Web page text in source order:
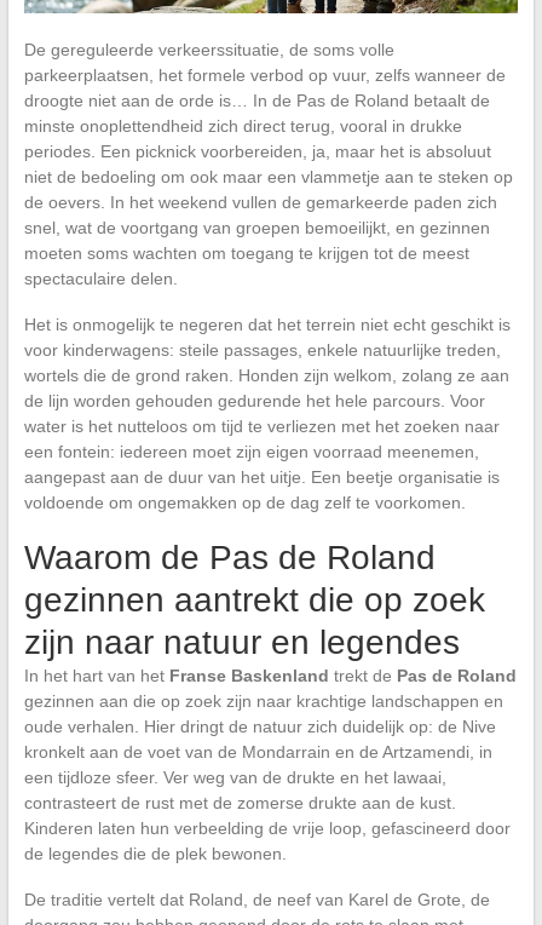
De gereguleerde verkeerssituatie, de soms volle
parkeerplaatsen, het formele verbod op vuur, zelfs wanneer de
droogte niet aan de orde is… In de Pas de Roland betaalt de
minste onoplettendheid zich direct terug, vooral in drukke
periodes. Een picknick voorbereiden, ja, maar het is absoluut
niet de bedoeling om ook maar een vlammetje aan te steken op
de oevers. In het weekend vullen de gemarkeerde paden zich
snel, wat de voortgang van groepen bemoeilijkt, en gezinnen
moeten soms wachten om toegang te krijgen tot de meest
spectaculaire delen.
Het is onmogelijk te negeren dat het terrein niet echt geschikt is
voor kinderwagens: steile passages, enkele natuurlijke treden,
wortels die de grond raken. Honden zijn welkom, zolang ze aan
de lijn worden gehouden gedurende het hele parcours. Voor
water is het nutteloos om tijd te verliezen met het zoeken naar
een fontein: iedereen moet zijn eigen voorraad meenemen,
aangepast aan de duur van het uitje. Een beetje organisatie is
voldoende om ongemakken op de dag zelf te voorkomen.
Waarom de Pas de Roland
gezinnen aantrekt die op zoek
zijn naar natuur en legendes
In het hart van het Franse Baskenland trekt de Pas de Roland
gezinnen aan die op zoek zijn naar krachtige landschappen en
oude verhalen. Hier dringt de natuur zich duidelijk op: de Nive
kronkelt aan de voet van de Mondarrain en de Artzamendi, in
een tijdloze sfeer. Ver weg van de drukte en het lawaai,
contrasteert de rust met de zomerse drukte aan de kust.
Kinderen laten hun verbeelding de vrije loop, gefascineerd door
de legendes die de plek bewonen.
De traditie vertelt dat Roland, de neef van Karel de Grote, de